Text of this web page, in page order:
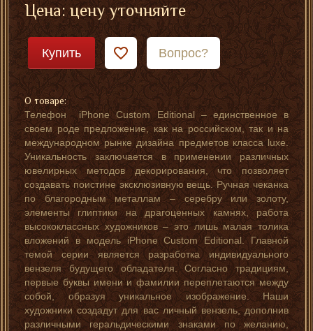
Цена: цену уточняйте
Купить Вопрос?
О товаре:
Телефон iPhone Custom Editional – единственное в
своем роде предложение, как на российском, так и на
международном рынке дизайна предметов класса luxe.
Уникальность заключается в применении различных
ювелирных методов декорирования, что позволяет
создавать поистине эксклюзивную вещь. Ручная чеканка
по благородным металлам – серебру или золоту,
элементы глиптики на драгоценных камнях, работа
высококлассных художников – это лишь малая толика
вложений в модель iPhone Custom Editional. Главной
темой серии является разработка индивидуального
вензеля будущего обладателя. Согласно традициям,
первые буквы имени и фамилии переплетаются между
собой, образуя уникальное изображение. Наши
художники создадут для вас личный вензель, дополнив
различными геральдическими знаками по желанию,